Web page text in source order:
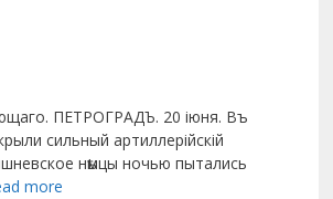
ПЕТРОГРАДЪ. 20 іюня. Въ
сильный артиллерійскій
нѣмцы ночью пытались
more